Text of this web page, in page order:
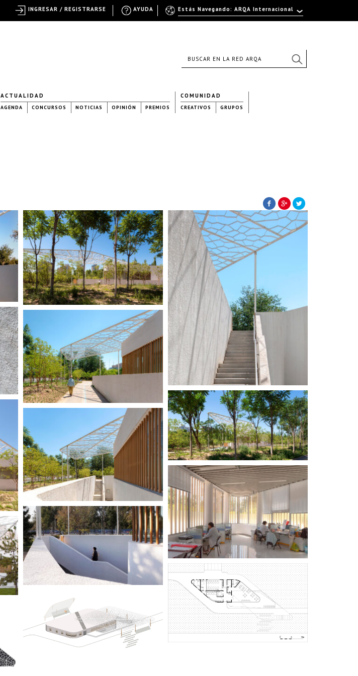
ACTUALIDAD
AGENDA CONCURSOS NOTICIAS OPINIÓN PREMIOS
COMUNIDAD
CREATIVOS GRUPOS
Estás Navegando: ARQA Internacional
AYUDA
INGRESAR / REGISTRARSE